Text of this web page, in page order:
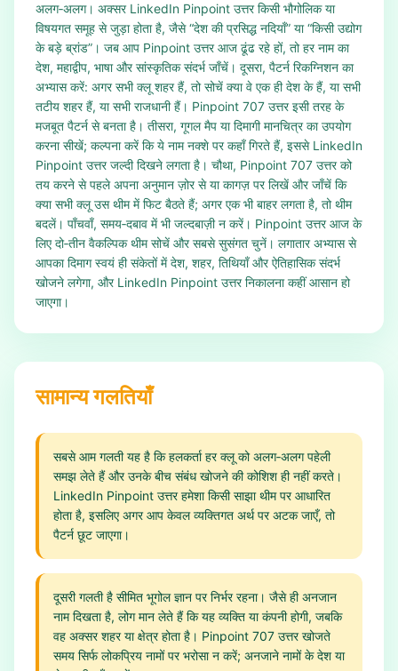
अलग‑अलग। अक्सर LinkedIn Pinpoint उत्तर किसी भौगोलिक या
विषयगत समूह से जुड़ा होता है, जैसे “देश की प्रसिद्ध नदियाँ” या “किसी उद्योग
के बड़े ब्रांड”। जब आप Pinpoint उत्तर आज ढूंढ रहे हों, तो हर नाम का
देश, महाद्वीप, भाषा और सांस्कृतिक संदर्भ जाँचें। दूसरा, पैटर्न रिकग्निशन का
अभ्यास करें: अगर सभी क्लू शहर हैं, तो सोचें क्या वे एक ही देश के हैं, या सभी
तटीय शहर हैं, या सभी राजधानी हैं। Pinpoint 707 उत्तर इसी तरह के
मजबूत पैटर्न से बनता है। तीसरा, गूगल मैप या दिमागी मानचित्र का उपयोग
करना सीखें; कल्पना करें कि ये नाम नक्शे पर कहाँ गिरते हैं, इससे LinkedIn
Pinpoint उत्तर जल्दी दिखने लगता है। चौथा, Pinpoint 707 उत्तर को
तय करने से पहले अपना अनुमान ज़ोर से या कागज़ पर लिखें और जाँचें कि
क्या सभी क्लू उस थीम में फिट बैठते हैं; अगर एक भी बाहर लगता है, तो थीम
बदलें। पाँचवाँ, समय‑दबाव में भी जल्दबाज़ी न करें। Pinpoint उत्तर आज के
लिए दो‑तीन वैकल्पिक थीम सोचें और सबसे सुसंगत चुनें। लगातार अभ्यास से
आपका दिमाग स्वयं ही संकेतों में देश, शहर, तिथियाँ और ऐतिहासिक संदर्भ
खोजने लगेगा, और LinkedIn Pinpoint उत्तर निकालना कहीं आसान हो
जाएगा।
सामान्य गलतियाँ
सबसे आम गलती यह है कि हलकर्ता हर क्लू को अलग‑अलग पहेली
समझ लेते हैं और उनके बीच संबंध खोजने की कोशिश ही नहीं करते।
LinkedIn Pinpoint उत्तर हमेशा किसी साझा थीम पर आधारित
होता है, इसलिए अगर आप केवल व्यक्तिगत अर्थ पर अटक जाएँ, तो
पैटर्न छूट जाएगा।
दूसरी गलती है सीमित भूगोल ज्ञान पर निर्भर रहना। जैसे ही अनजान
नाम दिखता है, लोग मान लेते हैं कि यह व्यक्ति या कंपनी होगी, जबकि
वह अक्सर शहर या क्षेत्र होता है। Pinpoint 707 उत्तर खोजते
समय सिर्फ लोकप्रिय नामों पर भरोसा न करें; अनजाने नामों के देश या